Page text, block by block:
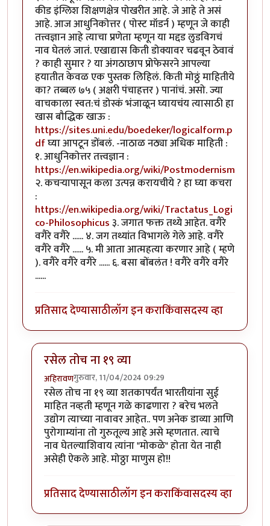
कीड इंग्लिश शिक्षणक्षेत्र पोखरीत आहे. जे आहे ते असं
आहे. आज आधुनिकोत्तर ( पोस्ट मॉडर्न ) म्हणून जे काही
तत्त्वज्ञान आहे त्याचा प्रणेता म्हणून या मद्दड लुडविगचं
नाव घेतलं जातं. एखाद्यास किती डोक्यावर चढवून ठेवावं
? काही सुमार ? या अंगठाछाप प्रोफेसरने आपल्या
हयातीत केवळ एक पुस्तक लिहिलं. किती मोठ्ठं माहितीये
का? तब्बल ७५ ( अक्षरी पंचाहत्तर ) पानांचं. असो. ज्या
वाचकाला स्वत:चं डोस्कं भंजाळून घ्यायचंय त्यासाठी हा
खास बौद्धिक खाऊ :
https://sites.uni.edu/boedeker/logicalform.p
dfघ्या आपटून डोंबलं. -नाठाळ नठ्या अधिक माहिती :
१. आधुनिकोत्तर तत्त्वज्ञान :
https://en.wikipedia.org/wiki/Postmodernism
२. कचऱ्यापासून कला उत्पन्न करायचीये ? हा घ्या कचरा
:
https://en.wikipedia.org/wiki/Tractatus_Logi
co-Philosophicus३. जगात फक्त तथ्ये आहेत. वगैरे
वगैरे वगैरे ...... ४. जग तथ्यांत विभागले गेले आहे. वगैरे
वगैरे वगैरे ...... ५. मी आता आत्महत्या करणार आहे ( म्हणे
). वगैरे वगैरे वगैरे ...... ६. बसा बोंबलंत ! वगैरे वगैरे वगैरे
......
प्रतिसाद देण्यासाठीलॉग इन कराकिंवासदस्य व्हा
रसेल तोच ना १९ व्या
अहिरावणगुरुवार, 11/04/2024 09:29
In reply toएक सत्य कथाbyनठ्यारा
रसेल तोच ना १९ व्या शतकापर्यंत भारतीयांना सुई
माहित नव्हती म्हणून गळे काढणारा ? बरेच भलते
उद्योग त्याच्या नावावर आहेत.. पण अनेक डाव्या आणि
पुरोगाम्यांना तो गुरुतूल्य आहे असे म्हणतात. त्याचे
नाव घेतल्याशिवाय त्यांना "मोकळे" होता येत नाही
असेही ऐकले आहे. मोठ्ठा माणुस हो!!
प्रतिसाद देण्यासाठीलॉग इन कराकिंवासदस्य व्हा